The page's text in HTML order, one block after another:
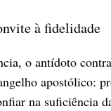
à fidelidade
o antídoto
apostólico:
na suficiência